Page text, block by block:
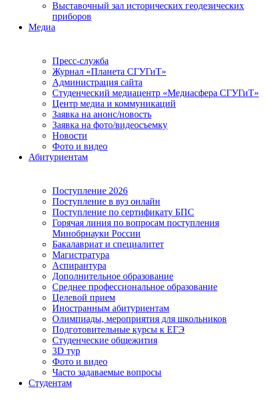
Выставочный зал исторических геодезических
приборов
Медиа
Пресс-служба
Журнал «Планета СГУГиТ»
Администрация сайта
Студенческий медиацентр «Медиасфера СГУГиТ»
Центр медиа и коммуникаций
Заявка на анонс/новость
Заявка на фото/видеосъемку
Новости
Фото и видео
Абитуриентам
Поступление 2026
Поступление в вуз онлайн
Поступление по сертификату БПС
Горячая линия по вопросам поступления
Минобрнауки России
Бакалавриат и специалитет
Магистратура
Аспирантура
Дополнительное образование
Среднее профессиональное образование
Целевой прием
Иностранным абитуриентам
Олимпиады, мероприятия для школьников
Подготовительные курсы к ЕГЭ
Студенческие общежития
3D тур
Фото и видео
Часто задаваемые вопросы
Студентам